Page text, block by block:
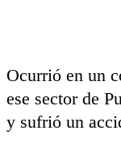
Ocurrió en un
ese sector de
y sufrió un